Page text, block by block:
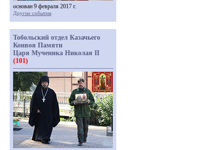
основан 9 февраля 2017 г.
Другие события
Тобольский отдел Казачьего
Конвоя Памяти
Царя Мученика Николая II
(101)